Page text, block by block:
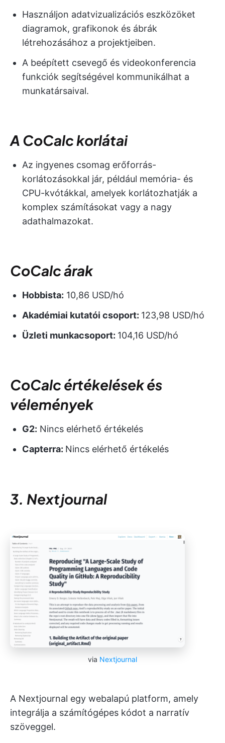
Használjon adatvizualizációs eszközöket
diagramok, grafikonok és ábrák
létrehozásához a projektjeiben.
A beépített csevegő és videokonferencia
funkciók segítségével kommunikálhat a
munkatársaival.
A CoCalc korlátai
Az ingyenes csomag erőforrás-
korlátozásokkal jár, például memória- és
CPU-kvótákkal, amelyek korlátozhatják a
komplex számításokat vagy a nagy
adathalmazokat.
CoCalc árak
Hobbista: 10,86 USD/hó
Akadémiai kutatói csoport: 123,98 USD/hó
Üzleti munkacsoport: 104,16 USD/hó
CoCalc értékelések és
vélemények
G2: Nincs elérhető értékelés
Capterra: Nincs elérhető értékelés
3. Nextjournal
via Nextjournal
A Nextjournal egy webalapú platform, amely
integrálja a számítógépes kódot a narratív
szöveggel.